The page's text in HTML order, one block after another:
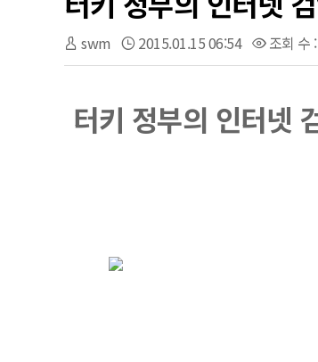
swm 2015.01.15 06:54 조회 수
터키 정부의 인터넷